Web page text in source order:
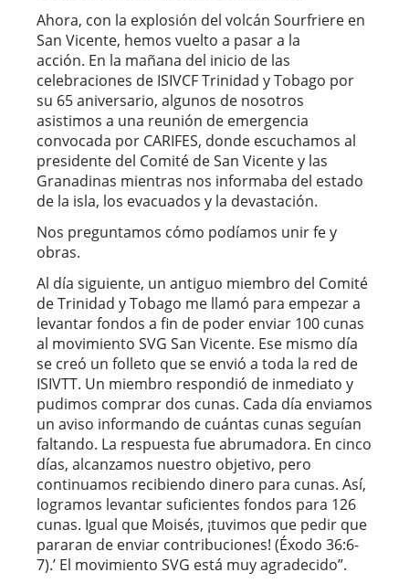
Ahora, con la explosión del volcán Sourfriere en
San Vicente, hemos vuelto a pasar a la
acción. En la mañana del inicio de las
celebraciones de ISIVCF Trinidad y Tobago por
su 65 aniversario, algunos de nosotros
asistimos a una reunión de emergencia
convocada por CARIFES, donde escuchamos al
presidente del Comité de San Vicente y las
Granadinas mientras nos informaba del estado
de la isla, los evacuados y la devastación.
Nos preguntamos cómo podíamos unir fe y
obras.
Al día siguiente, un antiguo miembro del Comité
de Trinidad y Tobago me llamó para empezar a
levantar fondos a fin de poder enviar 100 cunas
al movimiento SVG San Vicente. Ese mismo día
se creó un folleto que se envió a toda la red de
ISIVTT. Un miembro respondió de inmediato y
pudimos comprar dos cunas. Cada día enviamos
un aviso informando de cuántas cunas seguían
faltando. La respuesta fue abrumadora. En cinco
días, alcanzamos nuestro objetivo, pero
continuamos recibiendo dinero para cunas. Así,
logramos levantar suficientes fondos para 126
cunas. Igual que Moisés, ¡tuvimos que pedir que
pararan de enviar contribuciones! (Éxodo 36:6-
7).’ El movimiento SVG está muy agradecido”.